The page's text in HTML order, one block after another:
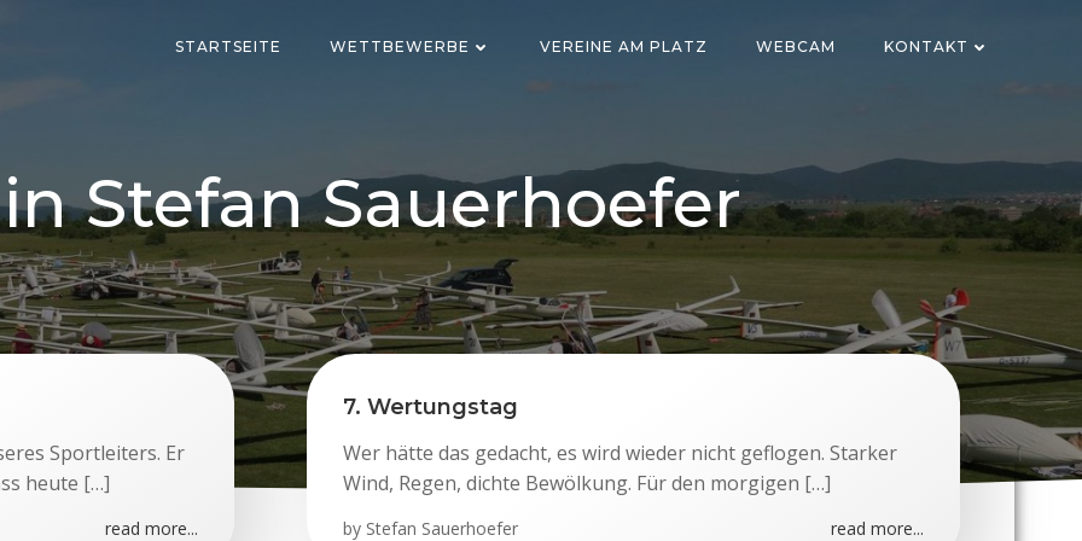
STARTSEITE WETTBEWERBE VEREINE AM PLATZ WEBCAM KONTAKT
inStefan Sauerhoefer
Sportleiters. Er
heute […]
read more...
7. Wertungstag
Wer hätte das gedacht, es wird wieder nicht geflogen. Starker
Wind, Regen, dichte Bewölkung. Für den morgigen […]
by Stefan Sauerhoefer read more...